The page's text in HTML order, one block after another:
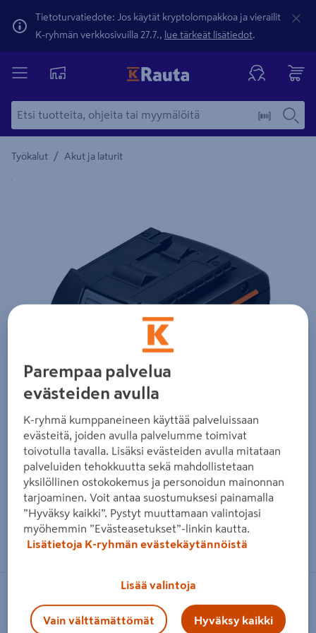
Tietoturvatiedote: Jos käytät kryptolompakkoa ja vierailit
K-ryhmän verkkosivuilla 27.7., lue tärkeät lisätiedot.
Työkalut / Akut ja laturit
Yksityiskohtainen kuvaus löytyy Tuotteen kuvaus -
Zoomaa kuvaa sormilla kosketusnäytöllä
Akku FEIN AmpShare GBA 18V 5,0Ah
Parempaa palvelua
evästeiden avulla
K-ryhmä kumppaneineen käyttää palveluissaan
evästeitä, joiden avulla palvelumme toimivat
toivotulla tavalla. Lisäksi evästeiden avulla mitataan
palveluiden tehokkuutta sekä mahdollistetaan
yksilöllinen ostokokemus ja personoidun mainonnan
tarjoaminen. Voit antaa suostumuksesi painamalla
”Hyväksy kaikki”. Pystyt muuttamaan valintojasi
myöhemmin ”Evästeasetukset”-linkin kautta.
Lisätietoja K-ryhmän evästekäytännöistä
Lisää valintoja
Vain välttämättömät Hyväksy kaikki